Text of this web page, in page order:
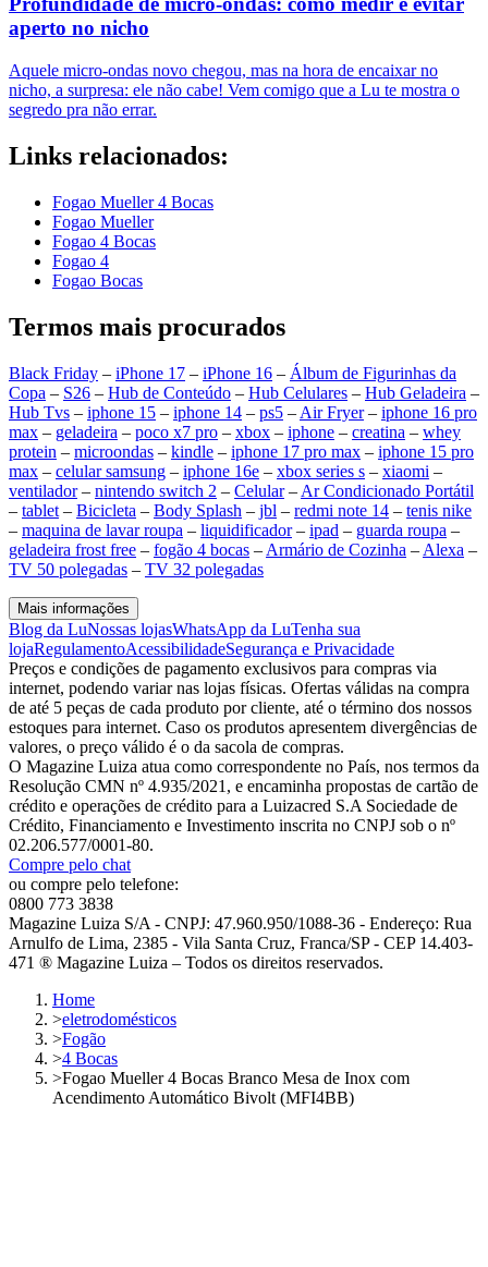
aperto no nicho
Aquele micro-ondas novo chegou, mas na hora de encaixar no
nicho, a surpresa: ele não cabe! Vem comigo que a Lu te mostra o
segredo pra não errar.
Links relacionados:
Fogao Mueller 4 Bocas
Fogao Mueller
Fogao 4 Bocas
Fogao 4
Fogao Bocas
Termos mais procurados
Black Friday – iPhone 17 – iPhone 16 – Álbum de Figurinhas da
Copa – S26 – Hub de Conteúdo – Hub Celulares – Hub Geladeira –
Hub Tvs – iphone 15 – iphone 14 – ps5 – Air Fryer– iphone 16 pro
max – geladeira – poco x7 pro – xbox – iphone – creatina – whey
protein – microondas – kindle – iphone 17 pro max – iphone 15 pro
max – celular samsung – iphone 16e – xbox series s – xiaomi –
ventilador– nintendo switch 2 – Celular– Ar Condicionado Portátil
– tablet – Bicicleta – Body Splash – jbl – redmi note 14 – tenis nike
– maquina de lavar roupa – liquidificador– ipad – guarda roupa –
geladeira frost free – fogão 4 bocas – Armário de Cozinha – Alexa –
TV 50 polegadas – TV 32 polegadas
Mais informações
Blog da LuNossas lojasWhatsApp da LuTenha sua
lojaRegulamentoAcessibilidadeSegurança e Privacidade
Preços e condições de pagamento exclusivos para compras via
internet, podendo variar nas lojas físicas. Ofertas válidas na compra
de até 5 peças de cada produto por cliente, até o término dos nossos
estoques para internet. Caso os produtos apresentem divergências de
valores, o preço válido é o da sacola de compras.
O Magazine Luiza atua como correspondente no País, nos termos da
Resolução CMN nº 4.935/2021, e encaminha propostas de cartão de
crédito e operações de crédito para a Luizacred S.A Sociedade de
Crédito, Financiamento e Investimento inscrita no CNPJ sob o nº
02.206.577/0001-80.
Compre pelo chat
ou compre pelo telefone:
0800 773 3838
Magazine Luiza S/A - CNPJ: 47.960.950/1088-36 - Endereço: Rua
Arnulfo de Lima, 2385 - Vila Santa Cruz, Franca/SP - CEP 14.403-
471 ® Magazine Luiza – Todos os direitos reservados.
Home
>eletrodomésticos
>Fogão
>4 Bocas
>Fogao Mueller 4 Bocas Branco Mesa de Inox com
Acendimento Automático Bivolt (MFI4BB)